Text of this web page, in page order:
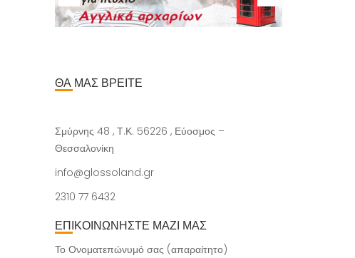
ΘΑ ΜΑΣ ΒΡΕΙΤΕ
Σμύρνης 48 , Τ.Κ. 56226 , Εύοσμος –
Θεσσαλονίκη
info@glossoland.gr
2310 77 6432
ΕΠΙΚΟΙΝΩΝΗΣΤΕ ΜΑΖΙ ΜΑΣ
Το Ονοματεπώνυμό σας (απαραίτητο)